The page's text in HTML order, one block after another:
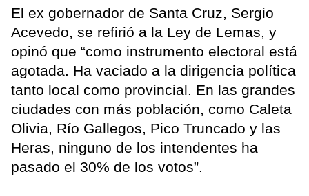
El ex gobernador de Santa Cruz, Sergio
Acevedo, se refirió a la Ley de Lemas, y
opinó que “como instrumento electoral está
agotada. Ha vaciado a la dirigencia política
tanto local como provincial. En las grandes
ciudades con más población, como Caleta
Olivia, Río Gallegos, Pico Truncado y las
Heras, ninguno de los intendentes ha
pasado el 30% de los votos”.